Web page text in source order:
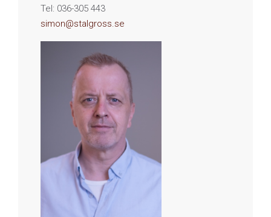
Tel: 036-305 443
simon@stalgross.se